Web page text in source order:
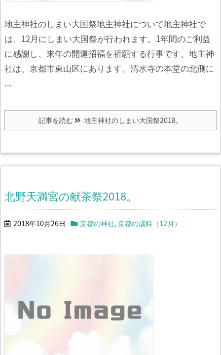
地主神社のしまい大国祭地主神社について地主神社で
は、12月にしまい大国祭が行われます。 1年間のご利益
に感謝し、来年の開運招福を祈願する行事です。 地主神
社は、京都市東山区にあります。 清水寺の本堂の北側に
...
記事を読む 地主神社のしまい大国祭2018。
北野天満宮の献茶祭2018。
2018年10月26日 京都の神社,京都の歳時（12月）